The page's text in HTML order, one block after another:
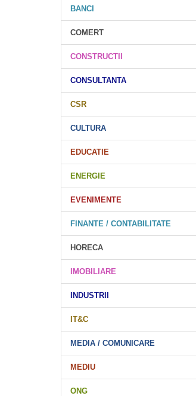
BANCI
COMERT
CONSTRUCTII
CONSULTANTA
CSR
CULTURA
EDUCATIE
ENERGIE
EVENIMENTE
FINANTE / CONTABILITATE
HORECA
IMOBILIARE
INDUSTRII
IT&C
MEDIA / COMUNICARE
MEDIU
ONG